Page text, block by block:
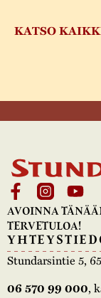
KATSO
AVOINNA
TERVETULOA!
Stundarsintie 5,
06 570 99 000,